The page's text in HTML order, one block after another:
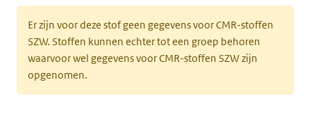
Er zijn voor deze stof geen gegevens voor CMR-stoffen
SZW. Stoffen kunnen echter tot een groep behoren
waarvoor wel gegevens voor CMR-stoffen SZW zijn
opgenomen.